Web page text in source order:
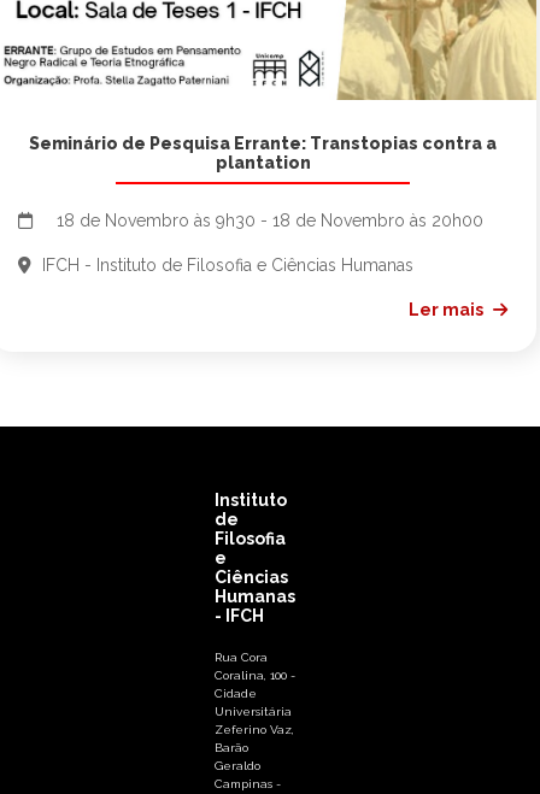
Seminário de Pesquisa Errante: Transtopias contra a
plantation
18 de Novembro às 9h30 - 18 de Novembro às 20h00
IFCH - Instituto de Filosofia e Ciências Humanas
Ler mais
Instituto
de
Filosofia
e
Ciências
Humanas
- IFCH
Rua Cora
Coralina, 100 -
Cidade
Universitária
Zeferino Vaz,
Barão
Geraldo
Campinas -